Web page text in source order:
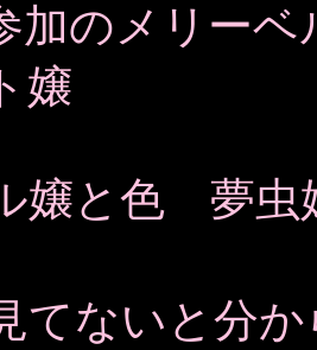
加のメリ
嬢
嬢と色 夢虫
てないと分